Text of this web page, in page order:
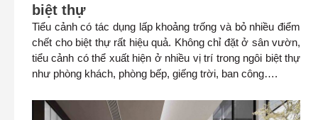
biệt thự
Tiểu cảnh có tác dụng lấp khoảng trống và bỏ nhiều điểm
chết cho biệt thự rất hiệu quả. Không chỉ đặt ở sân vườn,
tiểu cảnh có thể xuất hiện ở nhiều vị trí trong ngôi biệt thự
như phòng khách, phòng bếp, giếng trời, ban công….